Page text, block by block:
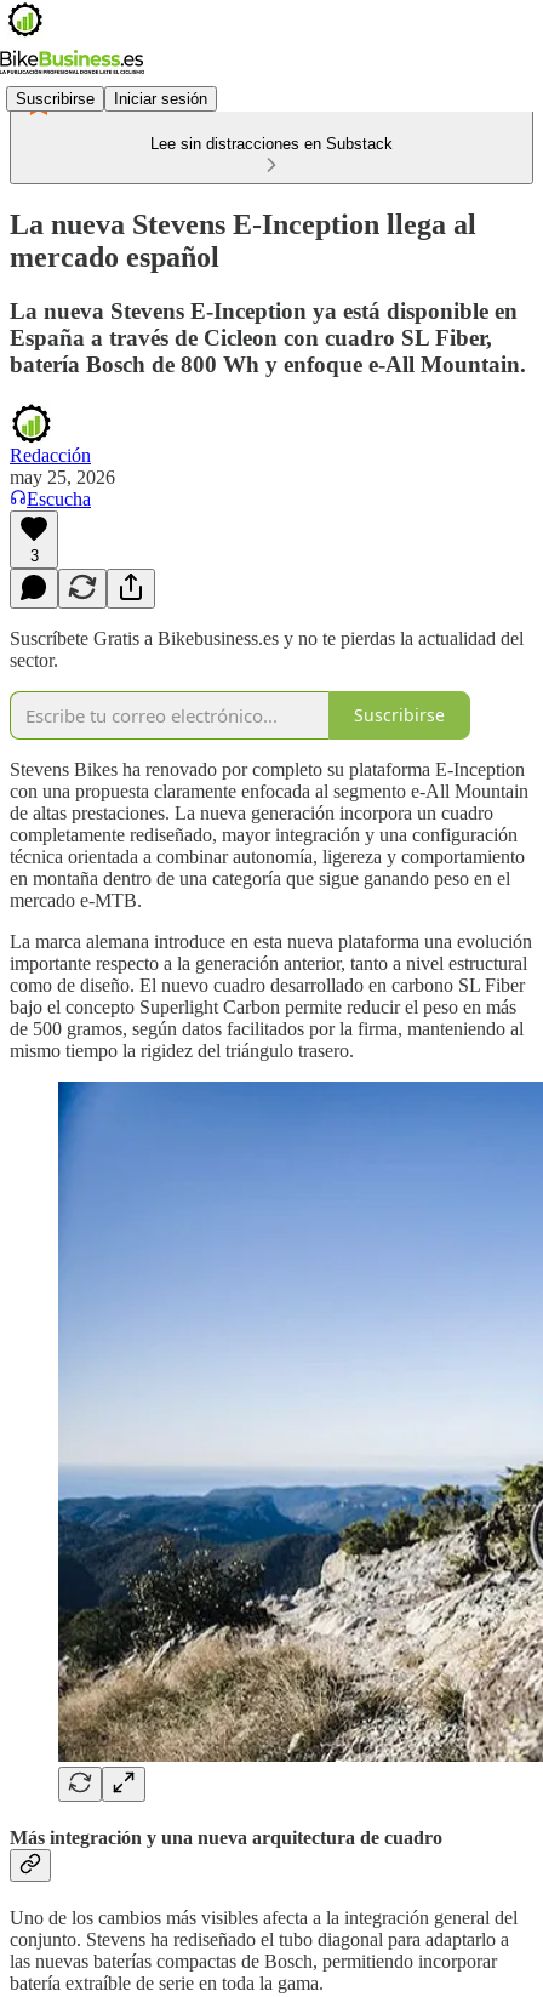
Suscribirse Iniciar sesión
Lee sin distracciones en Substack
La nueva Stevens E-Inception llega al
mercado español
La nueva Stevens E-Inception ya está disponible en
España a través de Cicleon con cuadro SL Fiber,
batería Bosch de 800 Wh y enfoque e-All Mountain.
Redacción
may 25, 2026
Escucha
3
Suscríbete Gratis a Bikebusiness.es y no te pierdas la actualidad del
sector.
Suscribirse
Stevens Bikes ha renovado por completo su plataforma E-Inception
con una propuesta claramente enfocada al segmento e-All Mountain
de altas prestaciones. La nueva generación incorpora un cuadro
completamente rediseñado, mayor integración y una configuración
técnica orientada a combinar autonomía, ligereza y comportamiento
en montaña dentro de una categoría que sigue ganando peso en el
mercado e-MTB.
La marca alemana introduce en esta nueva plataforma una evolución
importante respecto a la generación anterior, tanto a nivel estructural
como de diseño. El nuevo cuadro desarrollado en carbono SL Fiber
bajo el concepto Superlight Carbon permite reducir el peso en más
de 500 gramos, según datos facilitados por la firma, manteniendo al
mismo tiempo la rigidez del triángulo trasero.
Más integración y una nueva arquitectura de cuadro
Uno de los cambios más visibles afecta a la integración general del
conjunto. Stevens ha rediseñado el tubo diagonal para adaptarlo a
las nuevas baterías compactas de Bosch, permitiendo incorporar
batería extraíble de serie en toda la gama.